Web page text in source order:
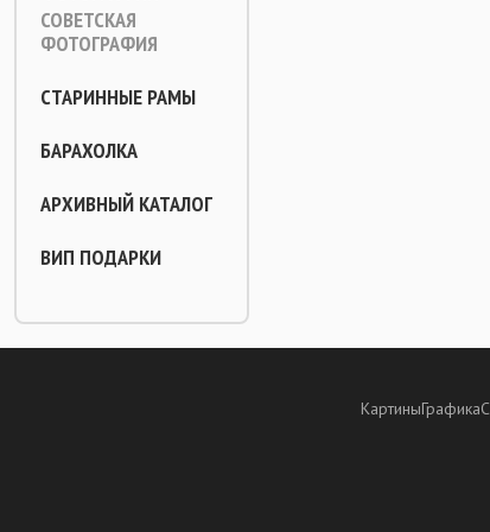
СОВЕТСКАЯ
ФОТОГРАФИЯ
СТАРИННЫЕ РАМЫ
БАРАХОЛКА
АРХИВНЫЙ КАТАЛОГ
ВИП ПОДАРКИ
КартиныГрафика